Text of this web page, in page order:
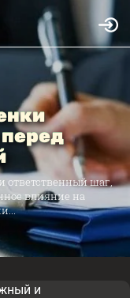
шаг,
влияние на
и